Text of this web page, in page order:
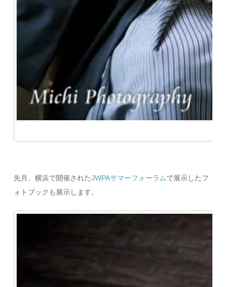
先月、横浜で開催されたJWPAサマーフォーラムで展示したフ
ォトブックも展示します。